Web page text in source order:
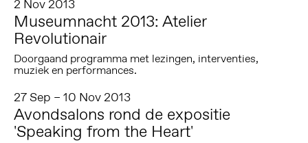
2 Nov 2013
Museumnacht 2013: Atelier
Revolutionair
Doorgaand programma met lezingen, interventies,
muziek en performances.
27 Sep – 10 Nov 2013
Avondsalons rond de expositie
'Speaking from the Heart'